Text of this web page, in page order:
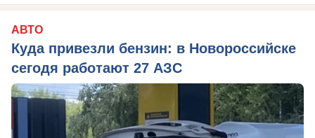
АВТО
Куда привезли бензин: в Новороссийске
сегодя работают 27 АЗС